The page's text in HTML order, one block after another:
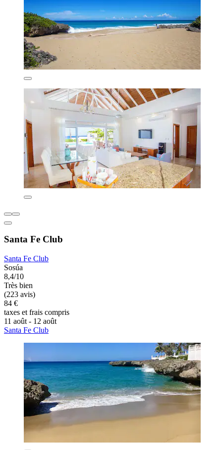
Santa Fe Club
Santa Fe Club
Sosúa
8,4/10
Très bien
(223 avis)
84 €
taxes et frais compris
11 août - 12 août
Santa Fe Club